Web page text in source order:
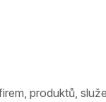
produktů,